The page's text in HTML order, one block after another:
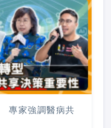
專家強調醫病共